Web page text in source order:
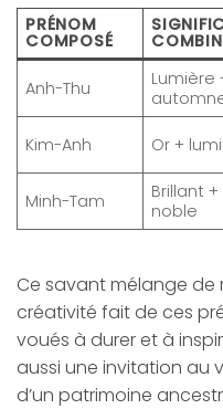
PRÉNOM
COMPOSÉ
Anh-Thu
Lumière
Kim-Anh Or +
Minh-Tam
Brillant
noble
Ce savant mélange de
créativité fait de ces
voués à durer et à
aussi une invitation au
d’un patrimoine